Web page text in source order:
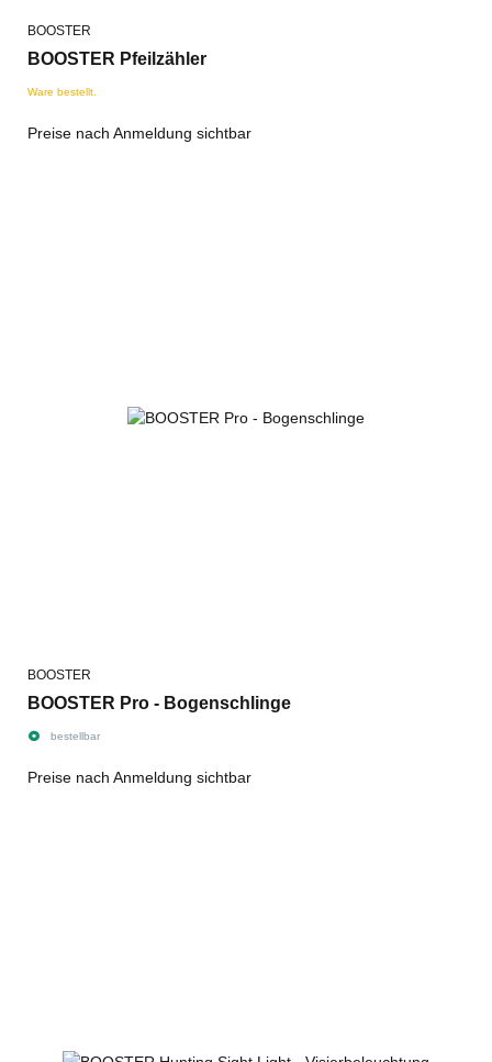
BOOSTER
BOOSTER Pfeilzähler
Ware bestellt.
Preise nach Anmeldung sichtbar
BOOSTER
BOOSTER Pro - Bogenschlinge
bestellbar
Preise nach Anmeldung sichtbar